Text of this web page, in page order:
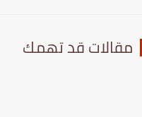
قد تهمك